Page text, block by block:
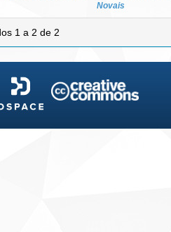
Novais
1 a 2 de 2